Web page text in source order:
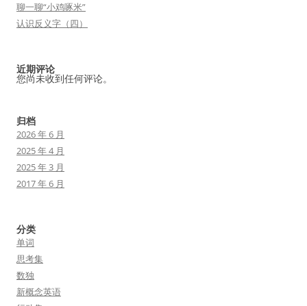
聊一聊“小鸡啄米”
认识反义字（四）
近期评论
您尚未收到任何评论。
归档
2026 年 6 月
2025 年 4 月
2025 年 3 月
2017 年 6 月
分类
单词
思考集
数独
新概念英语